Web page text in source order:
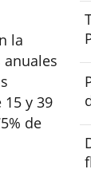
la
y 39
de